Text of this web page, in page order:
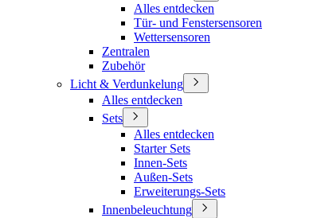
Alles entdecken
Tür- und Fenstersensoren
Wettersensoren
Zentralen
Zubehör
Licht & Verdunkelung
Alles entdecken
Sets
Alles entdecken
Starter Sets
Innen-Sets
Außen-Sets
Erweiterungs-Sets
Innenbeleuchtung